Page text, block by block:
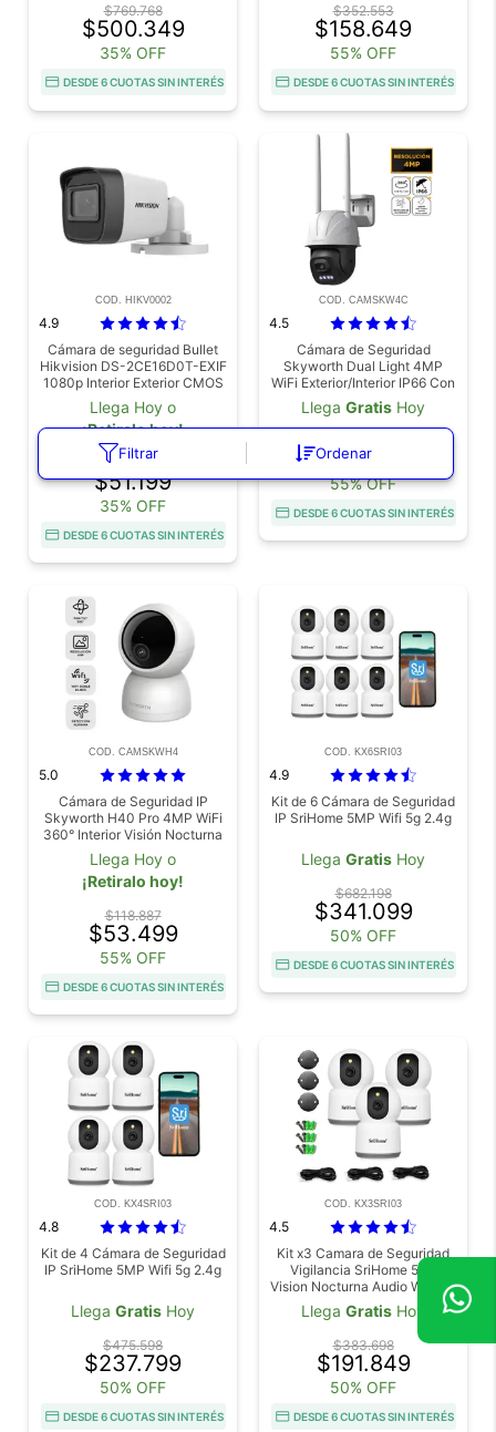
Filtrar Ordenar
$769.768
$500.349
35% OFF
DESDE 6 CUOTAS SIN INTERÉS
$352.553
$158.649
55% OFF
DESDE 6 CUOTAS SIN INTERÉS
COD. HIKV0002
4.9
Cámara de seguridad Bullet
Hikvision DS-2CE16D0T-EXIF
1080p Interior Exterior CMOS
de 2MP
Llega Hoy o
¡Retiralo hoy!
$78.768
$51.199
35% OFF
DESDE 6 CUOTAS SIN INTERÉS
COD. CAMSKW4C
4.5
Cámara de Seguridad
Skyworth Dual Light 4MP
WiFi Exterior/Interior IP66 Con
Visión Nocturna
Llega Gratis Hoy
$91.049
55% OFF
DESDE 6 CUOTAS SIN INTERÉS
COD. CAMSKWH4
5.0
Cámara de Seguridad IP
Skyworth H40 Pro 4MP WiFi
360° Interior Visión Nocturna
Llega Hoy o
¡Retiralo hoy!
$118.887
$53.499
55% OFF
DESDE 6 CUOTAS SIN INTERÉS
COD. KX6SRI03
4.9
Kit de 6 Cámara de Seguridad
IP SriHome 5MP Wifi 5g 2.4g
Llega Gratis Hoy
$682.198
$341.099
50% OFF
DESDE 6 CUOTAS SIN INTERÉS
COD. KX4SRI03
4.8
Kit de 4 Cámara de Seguridad
IP SriHome 5MP Wifi 5g 2.4g
Llega Gratis Hoy
$475.598
$237.799
50% OFF
DESDE 6 CUOTAS SIN INTERÉS
COD. KX3SRI03
4.5
Kit x3 Camara de Seguridad
Vigilancia SriHome 5mp
Vision Nocturna Audio Wifi 2.4
GHZ 5 GHZ
Llega Gratis Hoy
$383.698
$191.849
50% OFF
DESDE 6 CUOTAS SIN INTERÉS